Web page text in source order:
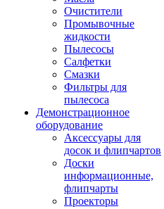
Очистители
Промывочные
жидкости
Пылесосы
Салфетки
Смазки
Фильтры для
пылесоса
Демонстрационное
оборудование
Аксессуары для
досок и флипчартов
Доски
информационные,
флипчарты
Проекторы